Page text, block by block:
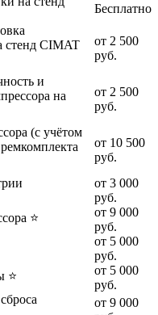
Бесплатно
стенд CIMAT
от 2 500
руб.
и
на
от 2 500
руб.
(с учётом
от 10 500
руб.
от 3 000
руб.
⭐
от 9 000
руб.
от 5 000
руб.
⭐
от 5 000
руб.
от 9 000